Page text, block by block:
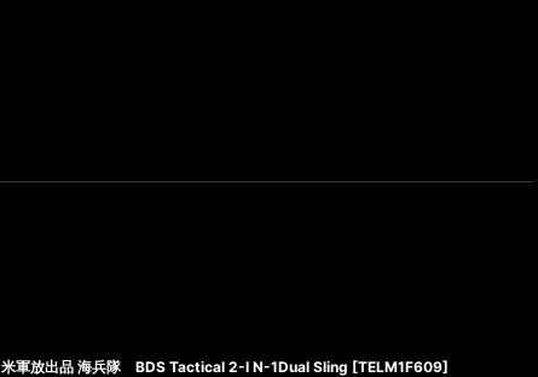
米軍放出品 海兵隊 BDS Tactical 2-I N-1Dual Sling [TELM1F609]